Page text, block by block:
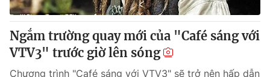
Ngắm trường quay mới của "Café sáng với
VTV3" trước giờ lên sóng
Chương trình "Café sáng với VTV3" sẽ trở nên hấp dẫn